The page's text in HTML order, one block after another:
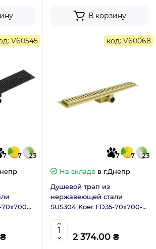
В корзину
V60545
7 7
23
70x700
код: V60068
7 7
23
На складе в г.Днепр
Душевой трап из
нержавеющей стали
SUS304 Koer FD35-70x700-
2 374.00 ₴